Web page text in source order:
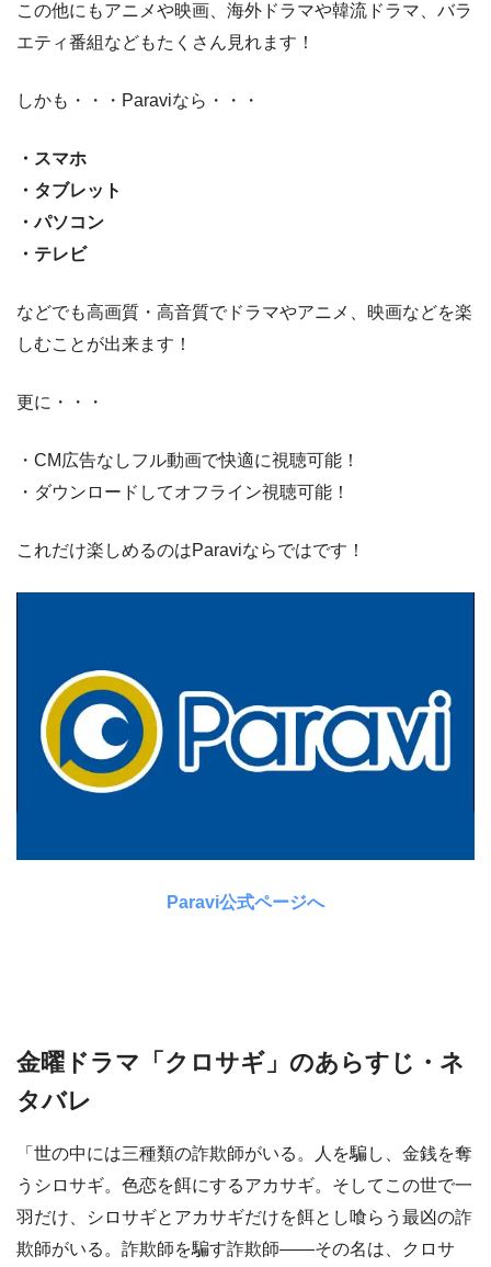
この他にもアニメや映画、海外ドラマや韓流ドラマ、バラ
エティ番組などもたくさん見れます！
しかも・・・Paraviなら・・・
・スマホ
・タブレット
・パソコン
・テレビ
などでも高画質・高音質でドラマやアニメ、映画などを楽
しむことが出来ます！
更に・・・
・CM広告なしフル動画で快適に視聴可能！
・ダウンロードしてオフライン視聴可能！
これだけ楽しめるのはParaviならではです！
Paravi公式ページへ
金曜ドラマ「クロサギ」のあらすじ・ネ
タバレ
「世の中には三種類の詐欺師がいる。人を騙し、金銭を奪
うシロサギ。色恋を餌にするアカサギ。そしてこの世で一
羽だけ、シロサギとアカサギだけを餌とし喰らう最凶の詐
欺師がいる。詐欺師を騙す詐欺師――その名は、クロサ